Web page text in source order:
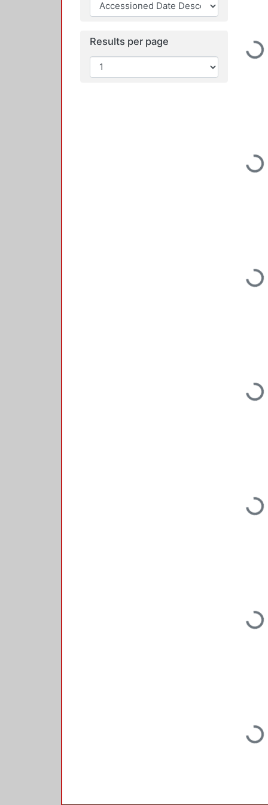
Results per page Loading...
Loading...
Loading...
Loading...
Loading...
Loading...
Loading...